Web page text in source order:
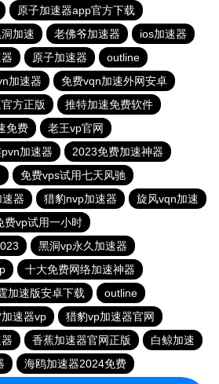
原子加速器app官方下载
加速 老佛爷加速器
ios加速器
原子加速器
outline
加速器
免费vqn加速外网安卓
方正版
推特加速免费软件
免费
老王vp官网
加速器
2023免费加速神器
免费vps试用七天风驰
器 猎豹nvp加速器
旋风vqn加速
费vp试用一小时
黑洞vp永久加速器
十大免费网络加速神器
加速版安卓下载
outline
速器vp
猎豹vp加速器官网
香蕉加速器官网正版
白鲸加速
海鸥加速器2024免费